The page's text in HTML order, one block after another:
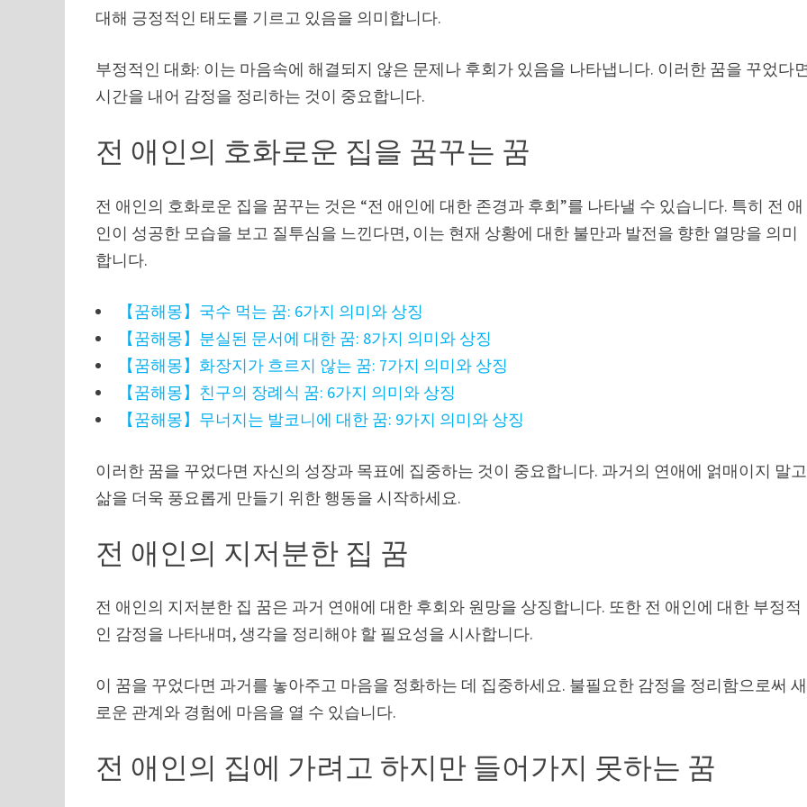
대해 긍정적인 태도를 기르고 있음을 의미합니다.
부정적인 대화: 이는 마음속에 해결되지 않은 문제나 후회가 있음을 나타냅니다. 이러한 꿈을 꾸었다
시간을 내어 감정을 정리하는 것이 중요합니다.
전 애인의 호화로운 집을 꿈꾸는 꿈
전 애인의 호화로운 집을 꿈꾸는 것은 “전 애인에 대한 존경과 후회”를 나타낼 수 있습니다. 특히 전 애
인이 성공한 모습을 보고 질투심을 느낀다면, 이는 현재 상황에 대한 불만과 발전을 향한 열망을 의미
합니다.
【꿈해몽】국수 먹는 꿈: 6가지 의미와 상징
【꿈해몽】분실된 문서에 대한 꿈: 8가지 의미와 상징
【꿈해몽】화장지가 흐르지 않는 꿈: 7가지 의미와 상징
【꿈해몽】친구의 장례식 꿈: 6가지 의미와 상징
【꿈해몽】무너지는 발코니에 대한 꿈: 9가지 의미와 상징
이러한 꿈을 꾸었다면 자신의 성장과 목표에 집중하는 것이 중요합니다. 과거의 연애에 얽매이지 말
삶을 더욱 풍요롭게 만들기 위한 행동을 시작하세요.
전 애인의 지저분한 집 꿈
전 애인의 지저분한 집 꿈은 과거 연애에 대한 후회와 원망을 상징합니다. 또한 전 애인에 대한 부정적
인 감정을 나타내며, 생각을 정리해야 할 필요성을 시사합니다.
이 꿈을 꾸었다면 과거를 놓아주고 마음을 정화하는 데 집중하세요. 불필요한 감정을 정리함으로써 새
로운 관계와 경험에 마음을 열 수 있습니다.
전 애인의 집에 가려고 하지만 들어가지 못하는 꿈